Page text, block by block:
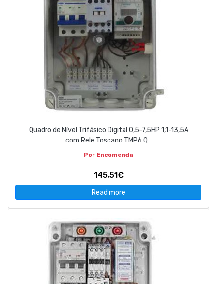
Quadro de Nível Trifásico Digital 0,5-7,5HP 1,1-13,5A
com Relé Toscano TMP6 Q...
Por Encomenda
145,51€
Read more